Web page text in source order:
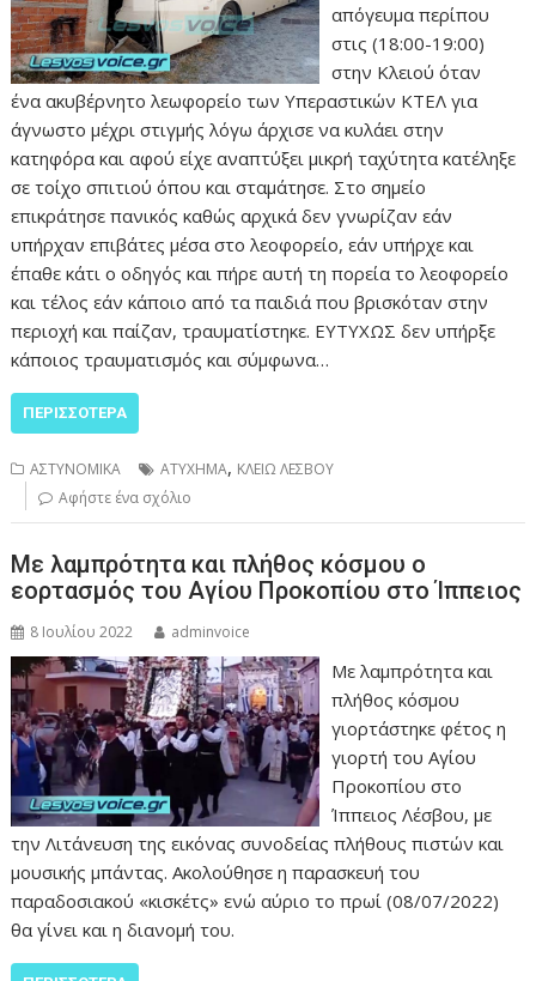
απόγευμα περίπου
στις (18:00-19:00)
στην Κλειού όταν
ένα ακυβέρνητο λεωφορείο των Υπεραστικών ΚΤΕΛ για
άγνωστο μέχρι στιγμής λόγω άρχισε να κυλάει στην
κατηφόρα και αφού είχε αναπτύξει μικρή ταχύτητα κατέληξε
σε τοίχο σπιτιού όπου και σταμάτησε. Στο σημείο
επικράτησε πανικός καθώς αρχικά δεν γνωρίζαν εάν
υπήρχαν επιβάτες μέσα στο λεοφορείο, εάν υπήρχε και
έπαθε κάτι ο οδηγός και πήρε αυτή τη πορεία το λεοφορείο
και τέλος εάν κάποιο από τα παιδιά που βρισκόταν στην
περιοχή και παίζαν, τραυματίστηκε. ΕΥΤΥΧΩΣ δεν υπήρξε
κάποιος τραυματισμός και σύμφωνα…
ΠΕΡΙΣΣΌΤΕΡΑ
ΑΣΤΥΝΟΜΙΚΑ ΑΤΥΧΗΜΑ, ΚΛΕΙΩ ΛΕΣΒΟΥ
Αφήστε ένα σχόλιο
Με λαμπρότητα και πλήθος κόσμου ο
εορτασμός του Αγίου Προκοπίου στο Ίππειος
8 Ιουλίου 2022 adminvoice
Με λαμπρότητα και
πλήθος κόσμου
γιορτάστηκε φέτος η
γιορτή του Αγίου
Προκοπίου στο
Ίππειος Λέσβου, με
την Λιτάνευση της εικόνας συνοδείας πλήθους πιστών και
μουσικής μπάντας. Ακολούθησε η παρασκευή του
παραδοσιακού «κισκέτς» ενώ αύριο το πρωί (08/07/2022)
θα γίνει και η διανομή του.